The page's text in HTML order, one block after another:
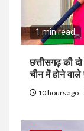
1 min read
छत्तीसगढ़ की
चीन में होने वाले
10 hours ago